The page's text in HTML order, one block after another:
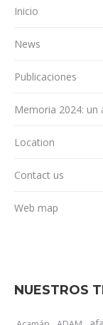
Inicio
News
Publicaciones
Memoria 2024: un
Location
Contact us
Web map
NUESTROS